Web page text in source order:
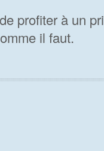
de profiter à un
il faut.